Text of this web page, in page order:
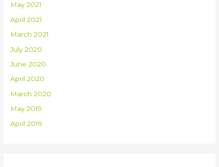
May 2021
April 2021
March 2021
July 2020
June 2020
April 2020
March 2020
May 2019
April 2019